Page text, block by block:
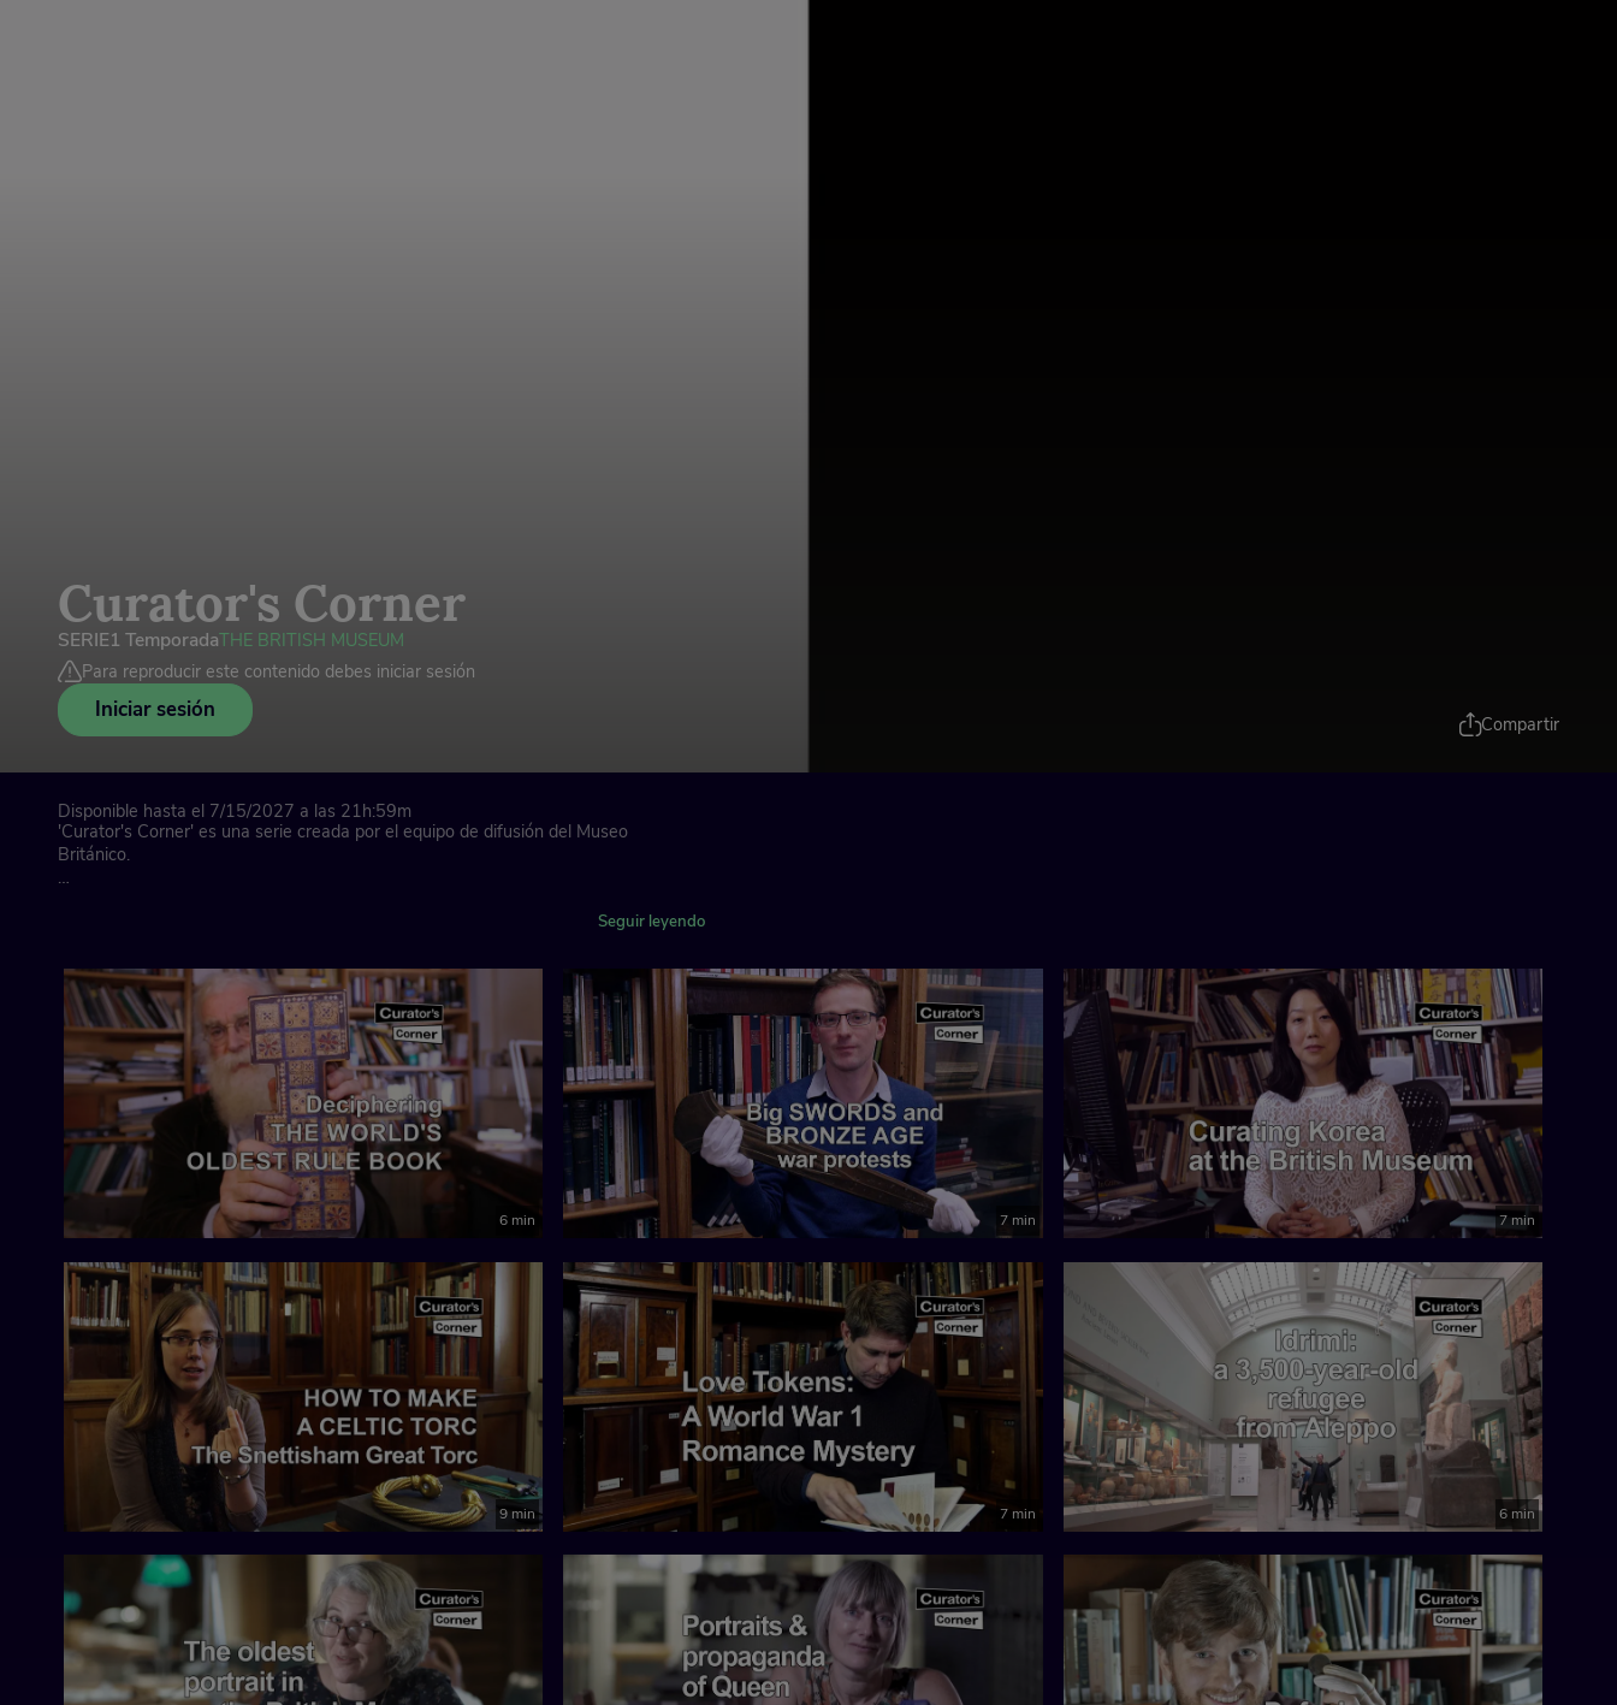
Curator's Corner
SERIE1 TemporadaTHE BRITISH MUSEUM
Para reproducir este contenido debes iniciar sesión
Iniciar sesión
Compartir
Disponible hasta el 7/15/2027 a las 21h:59m
'Curator's Corner' es una serie creada por el equipo de difusión del Museo
Británico.
colecciones del Museo, guiado por un narrador cuya ocupación varía, incluyendo
investigadores y otros.
El presentador del episodio a menudo informa directamente desde su oficina, la
planta de la galería, las salas de archivos o los laboratorios científicos para mostrar
la amplia gama de trabajos que se realizan en todo el Museo.
Seguir leyendo
6 min 7 min 7 min
9 min 7 min 6 min